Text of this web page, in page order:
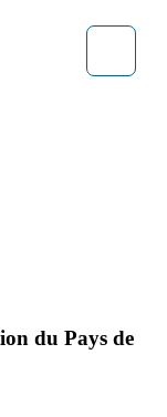
du Pays de